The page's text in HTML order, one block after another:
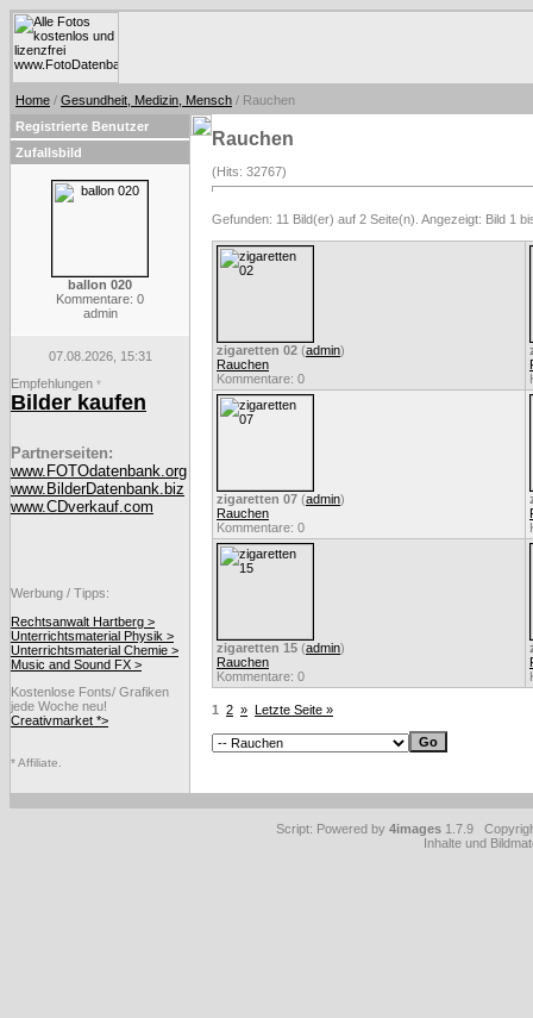
Home / Gesundheit, Medizin, Mensch / Rauchen
Registrierte Benutzer
Zufallsbild
ballon 020
Kommentare: 0
admin
07.08.2026, 15:31
Empfehlungen *
Bilder kaufen
Partnerseiten:
www.FOTOdatenbank.org
www.BilderDatenbank.biz
www.CDverkauf.com
Werbung / Tipps:
Rechtsanwalt Hartberg >
Unterrichtsmaterial Physik >
Unterrichtsmaterial Chemie >
Music and Sound FX >
Kostenlose Fonts/ Grafiken
jede Woche neu!
Creativmarket *>
* Affiliate.
Rauchen
(Hits: 32767)
Gefunden: 11 Bild(er) auf 2 Seite(n). Angezeigt: Bild 1
zigaretten 02 (admin)
Rauchen
Kommentare: 0
zigaretten 07 (admin)
Rauchen
Kommentare: 0
zigaretten 15 (admin)
Rauchen
Kommentare: 0
1 2 » Letzte Seite »
Script: Powered by 4images 1.7.9
Inhalte und